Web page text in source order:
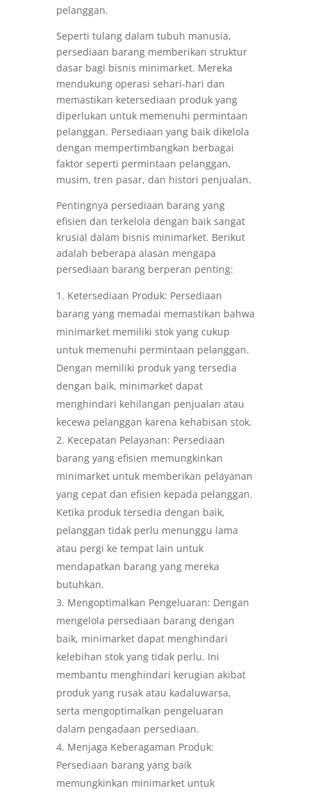
pelanggan.
Seperti tulang dalam tubuh manusia,
persediaan barang memberikan struktur
dasar bagi bisnis minimarket. Mereka
mendukung operasi sehari-hari dan
memastikan ketersediaan produk yang
diperlukan untuk memenuhi permintaan
pelanggan. Persediaan yang baik dikelola
dengan mempertimbangkan berbagai
faktor seperti permintaan pelanggan,
musim, tren pasar, dan histori penjualan.
Pentingnya persediaan barang yang
efisien dan terkelola dengan baik sangat
krusial dalam bisnis minimarket. Berikut
adalah beberapa alasan mengapa
persediaan barang berperan penting:
Ketersediaan Produk: Persediaan
barang yang memadai memastikan bahwa
minimarket memiliki stok yang cukup
untuk memenuhi permintaan pelanggan.
Dengan memiliki produk yang tersedia
dengan baik, minimarket dapat
menghindari kehilangan penjualan atau
kecewa pelanggan karena kehabisan stok.
Kecepatan Pelayanan: Persediaan
barang yang efisien memungkinkan
minimarket untuk memberikan pelayanan
yang cepat dan efisien kepada pelanggan.
Ketika produk tersedia dengan baik,
pelanggan tidak perlu menunggu lama
atau pergi ke tempat lain untuk
mendapatkan barang yang mereka
butuhkan.
Mengoptimalkan Pengeluaran: Dengan
mengelola persediaan barang dengan
baik, minimarket dapat menghindari
kelebihan stok yang tidak perlu. Ini
membantu menghindari kerugian akibat
produk yang rusak atau kadaluwarsa,
serta mengoptimalkan pengeluaran
dalam pengadaan persediaan.
Menjaga Keberagaman Produk:
Persediaan barang yang baik
memungkinkan minimarket untuk